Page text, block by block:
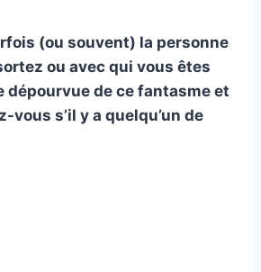
(ou souvent) la personne
ou avec qui vous êtes
dépourvue de ce fantasme et
vous s’il y a quelqu’un de